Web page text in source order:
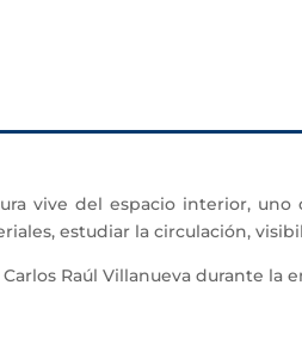
vive del espacio interior, uno
estudiar la circulación,
Raúl Villanueva durante la